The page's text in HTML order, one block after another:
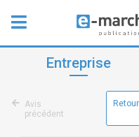
Entreprise
Avis
précédent